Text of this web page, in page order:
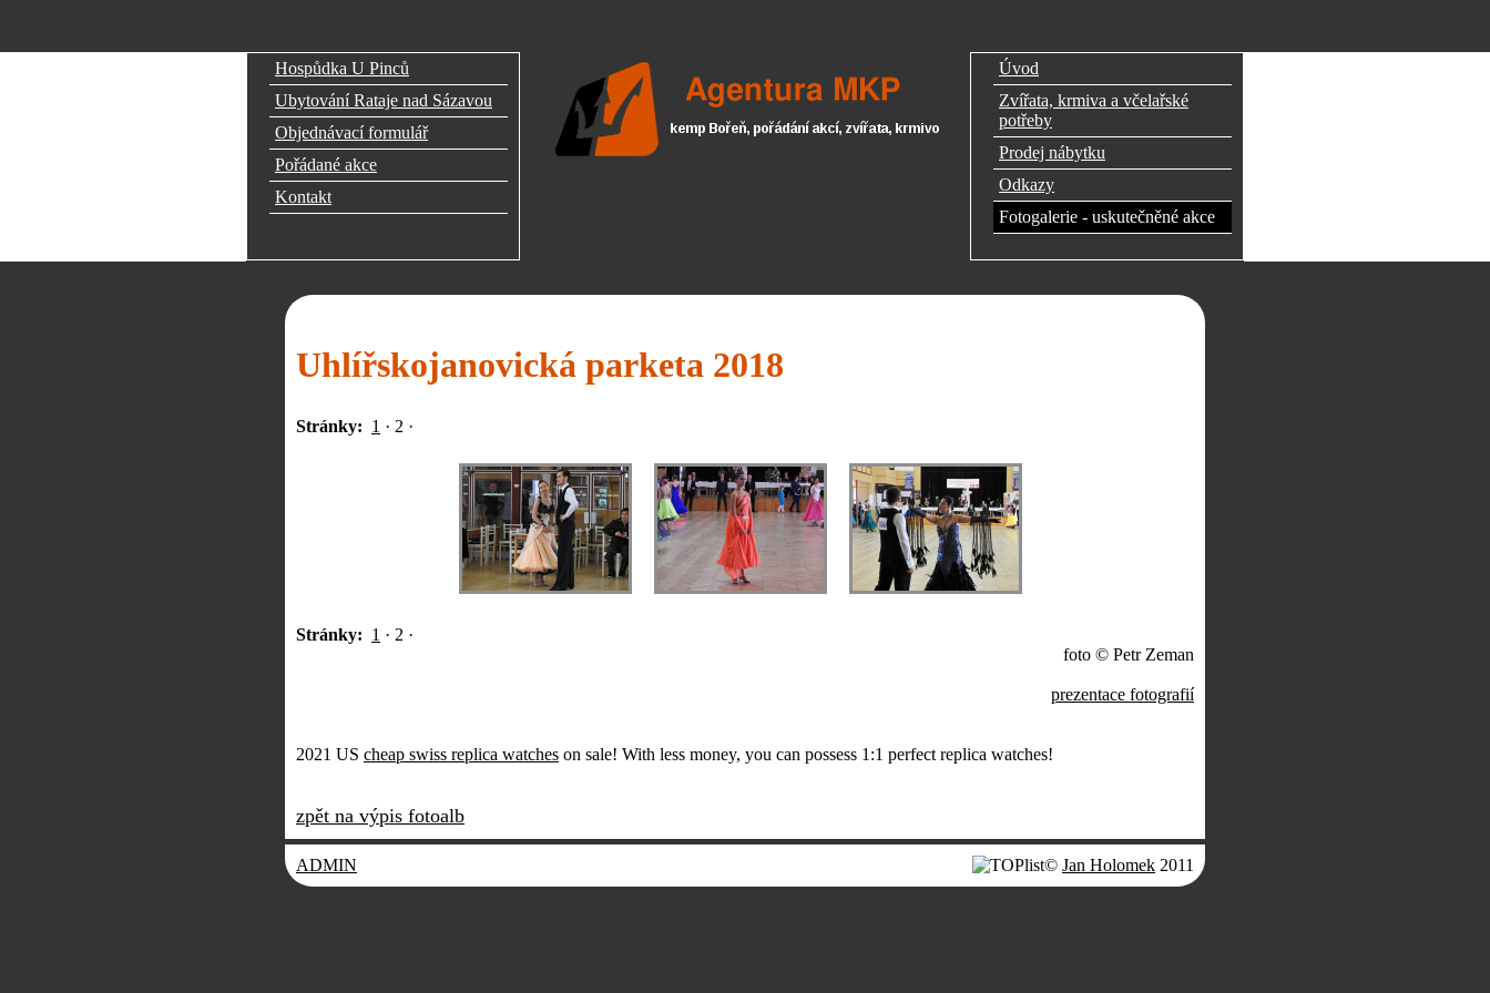
Hospůdka U Pinců
Ubytování Rataje nad Sázavou
Objednávací formulář
Pořádané akce
Kontakt
Úvod
Zvířata, krmiva a včelařské
potřeby
Prodej nábytku
Odkazy
Fotogalerie - uskutečněné akce
Uhlířskojanovická parketa 2018
Stránky: 1 · 2 ·
Stránky: 1 · 2 ·
foto © Petr Zeman
prezentace fotografií
2021 US cheap swiss replica watches on sale! With less money, you can possess 1:1 perfect replica watches!
zpět na výpis fotoalb
ADMIN © Jan Holomek 2011